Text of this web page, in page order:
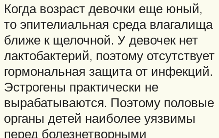
Когда возраст девочки еще юный,
то эпителиальная среда влагалища
ближе к щелочной. У девочек нет
лактобактерий, поэтому отсутствует
гормональная защита от инфекций.
Эстрогены практически не
вырабатываются. Поэтому половые
органы детей наиболее уязвимы
перед болезнетворными